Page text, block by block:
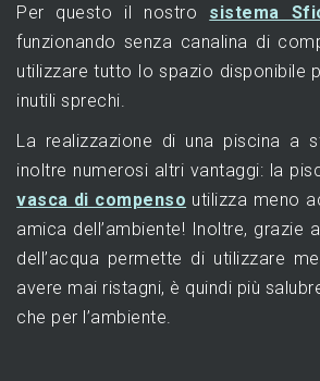
Per questo il nostro sistema
funzionando senza canalina di
utilizzare tutto lo spazio disponibile
inutili sprechi.
La realizzazione di una piscina a
inoltre numerosi altri vantaggi: la
vasca di compenso utilizza meno
amica dell’ambiente! Inoltre, grazie
dell’acqua permette di utilizzare
avere mai ristagni, è quindi più
che per l’ambiente.